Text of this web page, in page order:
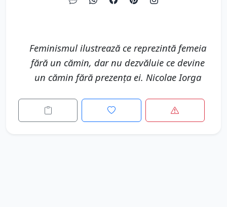
Feminismul ilustrează ce reprezintă femeia
fără un cămin, dar nu dezvăluie ce devine
un cămin fără prezența ei. Nicolae Iorga